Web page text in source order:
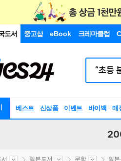
도서 중고샵 eBook 크레마클럽
베스트 신상품 이벤트 바이백 매
일본도서 문학 일